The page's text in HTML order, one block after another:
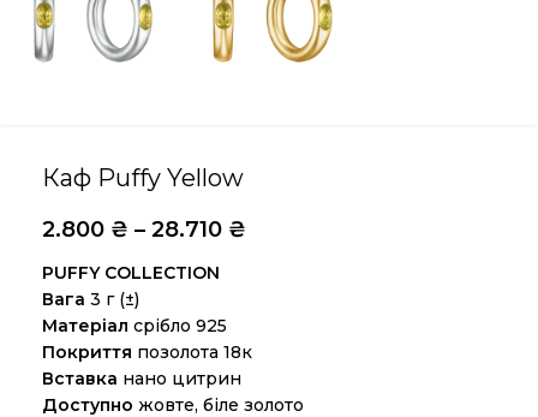
Каф Puffy Yellow
2.800 ₴ – 28.710 ₴
PUFFY COLLECTION
Вага 3 г (±)
Матеріал срібло 925
Покриття позолота 18к
Вставка нано цитрин
Доступно жовте, біле золото